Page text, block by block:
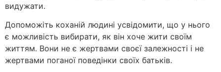
видужати.
Допоможіть коханій людині усвідомити, що у нього
є можливість вибирати, як він хоче жити своїм
життям. Вони не є жертвами своєї залежності і не
жертвами поганої поведінки своїх батьків.